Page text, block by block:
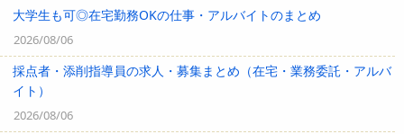
大学生も可◎在宅勤務OKの仕事・アルバイトのまとめ
2026/08/06
採点者・添削指導員の求人・募集まとめ（在宅・業務委託・アルバ
イト）
2026/08/06